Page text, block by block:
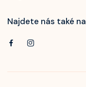
Najdete nás také na